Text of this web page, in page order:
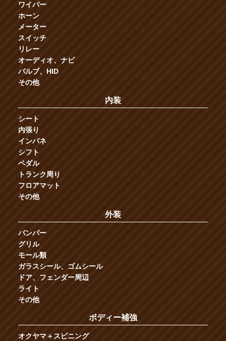
ワイパー
ホーン
メーター
スイッチ
リレー
オーディオ、ナビ
バルブ、HID
その他
内装
シート
内張り
インパネ
シフト
ペダル
トランク周り
フロアマット
その他
外装
バンパー
グリル
モール類
ガラスシール、ゴムシール
ドア、フェンダー周辺
ライト
その他
ボディー補強
オクヤマ＋スピニング